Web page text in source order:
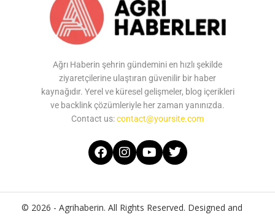
Ağrı Haberin şehrin gündemini en hızlı şekilde
ziyaretçilerine ulaştıran güvenilir bir haber
kaynağıdır. Yerel ve küresel gelişmeler, blog içerikleri
ve backlink çözümleriyle her zaman yanınızda.
Contact us:contact@yoursite.com
© 2026 - Agrihaberin. All Rights Reserved. Designed and